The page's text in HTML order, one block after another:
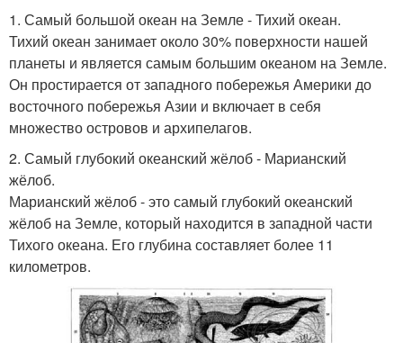
1. Самый большой океан на Земле - Тихий океан.
Тихий океан занимает около 30% поверхности нашей
планеты и является самым большим океаном на Земле.
Он простирается от западного побережья Америки до
восточного побережья Азии и включает в себя
множество островов и архипелагов.
2. Самый глубокий океанский жёлоб - Марианский
жёлоб.
Марианский жёлоб - это самый глубокий океанский
жёлоб на Земле, который находится в западной части
Тихого океана. Его глубина составляет более 11
километров.